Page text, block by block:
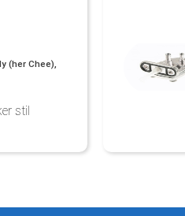
(her Chee),
stil